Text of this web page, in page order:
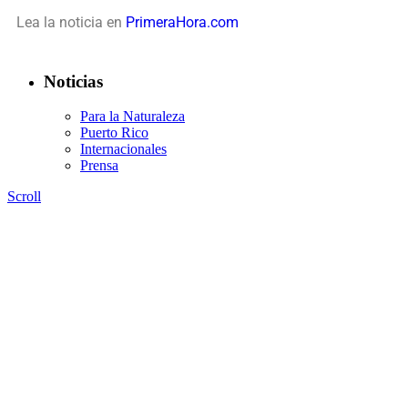
Lea la noticia en PrimeraHora.com
Noticias
Para la Naturaleza
Puerto Rico
Internacionales
Prensa
Scroll